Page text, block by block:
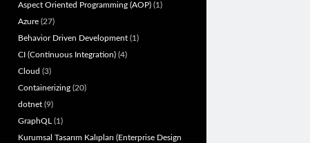
Aspect Oriented Programming (AOP)(1)
Azure(27)
Behavior Driven Development(1)
CI (Continuous Integration)(4)
Cloud (3)
Containerizing(20)
dotnet(9)
GraphQL (1)
Kurumsal Tasarım Kalıpları (Enterprise Design